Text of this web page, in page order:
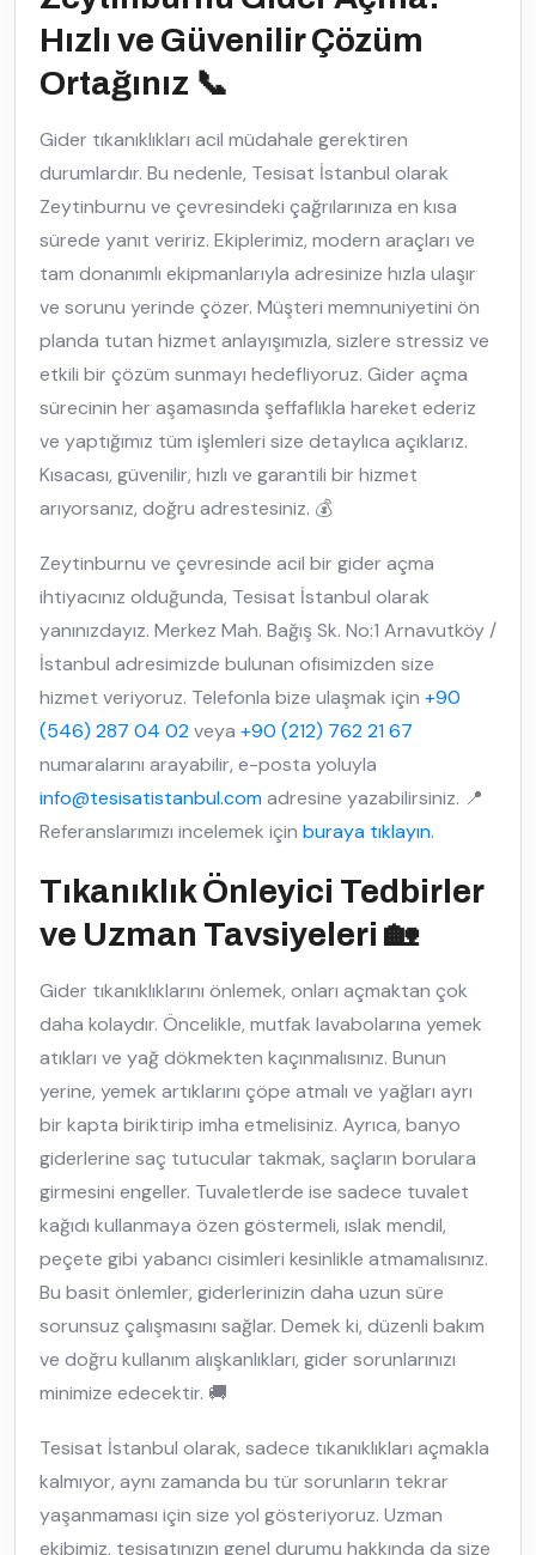
Hızlı ve Güvenilir Çözüm
Ortağınız 📞
Gider tıkanıklıkları acil müdahale gerektiren
durumlardır. Bu nedenle, Tesisat İstanbul olarak
Zeytinburnu ve çevresindeki çağrılarınıza en kısa
sürede yanıt veririz. Ekiplerimiz, modern araçları ve
tam donanımlı ekipmanlarıyla adresinize hızla ulaşır
ve sorunu yerinde çözer. Müşteri memnuniyetini ön
planda tutan hizmet anlayışımızla, sizlere stressiz ve
etkili bir çözüm sunmayı hedefliyoruz. Gider açma
sürecinin her aşamasında şeffaflıkla hareket ederiz
ve yaptığımız tüm işlemleri size detaylıca açıklarız.
Kısacası, güvenilir, hızlı ve garantili bir hizmet
arıyorsanız, doğru adrestesiniz. 💰
Zeytinburnu ve çevresinde acil bir gider açma
ihtiyacınız olduğunda, Tesisat İstanbul olarak
yanınızdayız. Merkez Mah. Bağış Sk. No:1 Arnavutköy /
İstanbul adresimizde bulunan ofisimizden size
hizmet veriyoruz. Telefonla bize ulaşmak için +90
(546) 287 04 02veya +90 (212) 762 21 67
numaralarını arayabilir, e-posta yoluyla
info@tesisatistanbul.comadresine yazabilirsiniz. 📍
Referanslarımızı incelemek için buraya tıklayın.
Tıkanıklık Önleyici Tedbirler
ve Uzman Tavsiyeleri 🏡
Gider tıkanıklıklarını önlemek, onları açmaktan çok
daha kolaydır. Öncelikle, mutfak lavabolarına yemek
atıkları ve yağ dökmekten kaçınmalısınız. Bunun
yerine, yemek artıklarını çöpe atmalı ve yağları ayrı
bir kapta biriktirip imha etmelisiniz. Ayrıca, banyo
giderlerine saç tutucular takmak, saçların borulara
girmesini engeller. Tuvaletlerde ise sadece tuvalet
kağıdı kullanmaya özen göstermeli, ıslak mendil,
peçete gibi yabancı cisimleri kesinlikle atmamalısınız.
Bu basit önlemler, giderlerinizin daha uzun süre
sorunsuz çalışmasını sağlar. Demek ki, düzenli bakım
ve doğru kullanım alışkanlıkları, gider sorunlarınızı
minimize edecektir. 🚚
Tesisat İstanbul olarak, sadece tıkanıklıkları açmakla
kalmıyor, aynı zamanda bu tür sorunların tekrar
yaşanmaması için size yol gösteriyoruz. Uzman
ekibimiz, tesisatınızın genel durumu hakkında da size